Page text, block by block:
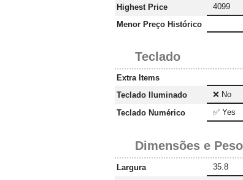
Highest Price
4099
Menor Preço Histórico
Teclado
Extra Items
Teclado Iluminado
❌ No
Teclado Numérico
✅ Yes
Dimensões e Peso
Largura
35.8